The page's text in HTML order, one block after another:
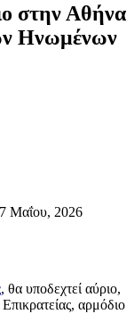
στην Αθήνα
Ηνωμένων
Μαΐου, 2026
, θα υποδεχτεί αύριο,
αρμόδιο